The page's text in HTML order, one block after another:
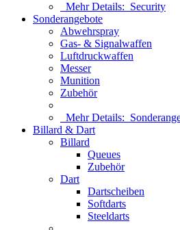
Mehr Details: Security
Sonderangebote
Abwehrspray
Gas- & Signalwaffen
Luftdruckwaffen
Messer
Munition
Zubehör
Mehr Details:
Billard & Dart
Billard
Queues
Zubehör
Dart
Dartscheiben
Softdarts
Steeldarts